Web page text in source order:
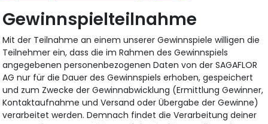
Gewinnspielteilnahme
Mit der Teilnahme an einem unserer Gewinnspiele willigen die
Teilnehmer ein, dass die im Rahmen des Gewinnspiels
angegebenen personenbezogenen Daten von der SAGAFLOR
AG nur für die Dauer des Gewinnspiels erhoben, gespeichert
und zum Zwecke der Gewinnabwicklung (Ermittlung Gewinner,
Kontaktaufnahme und Versand oder Übergabe der Gewinne)
verarbeitet werden. Demnach findet die Verarbeitung deiner